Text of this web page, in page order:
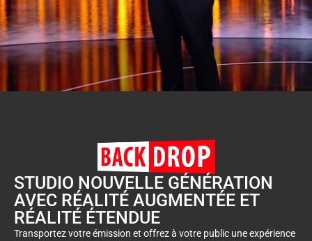
STUDIO NOUVELLE GÉNÉRATION
AVEC RÉALITÉ AUGMENTÉE ET
RÉALITÉ ÉTENDUE
Transportez votre émission et offrez à votre public une expérience